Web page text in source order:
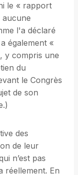
le « rapport
l'a déclaré
également «
y compris une
du
le Congrès
de son
des
de leur
n’est pas
réellement. En